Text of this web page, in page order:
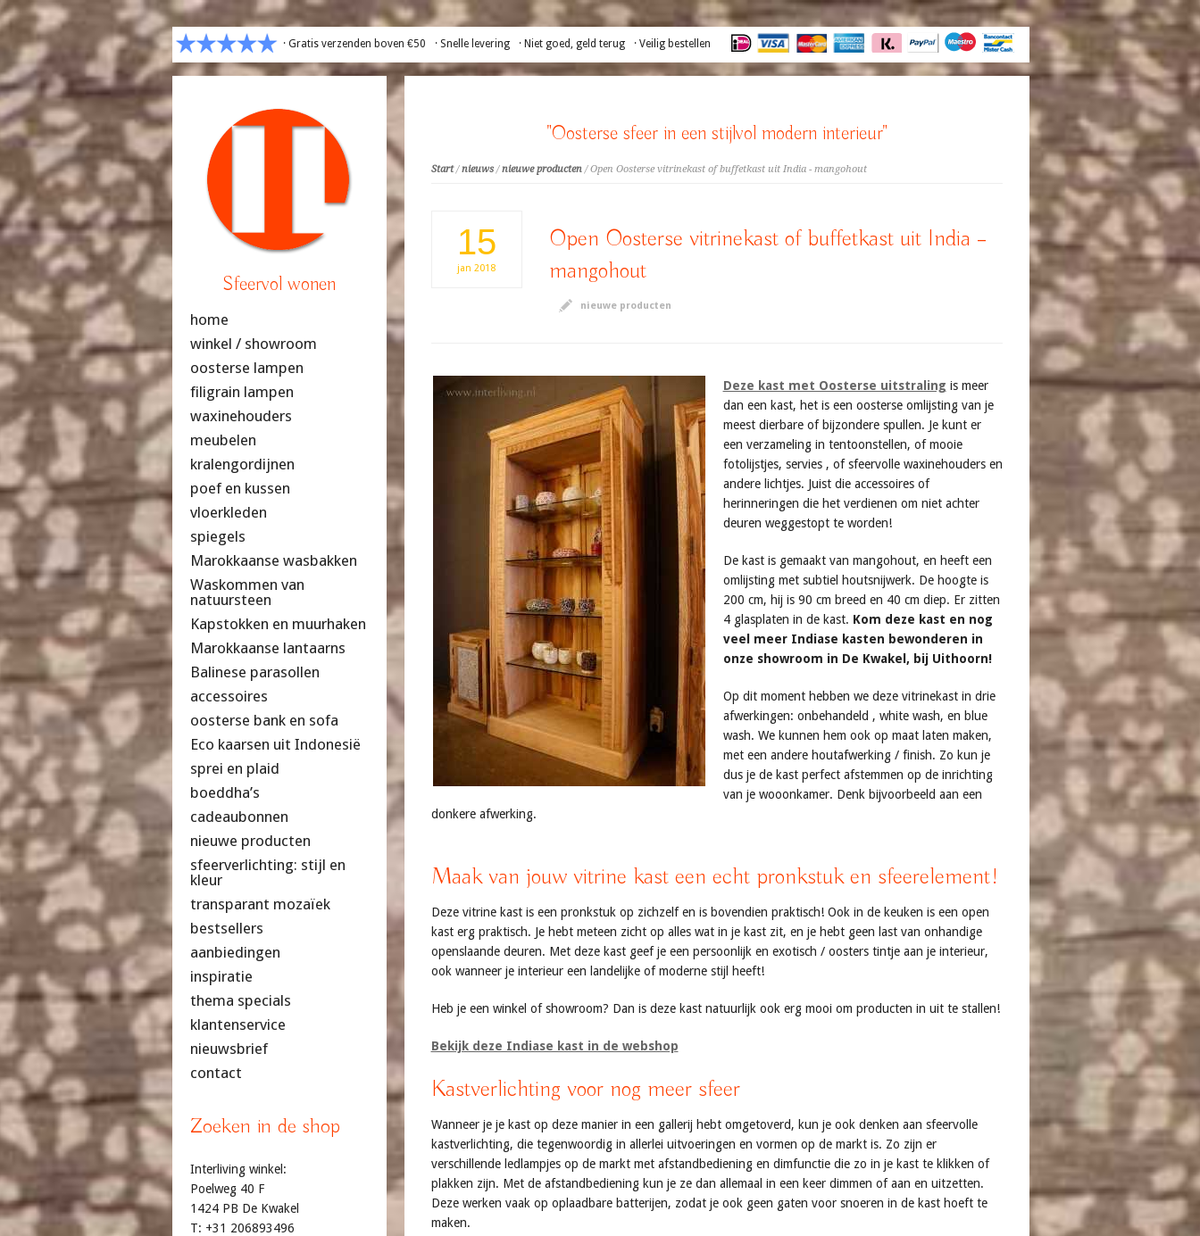
· Gratis verzenden boven €50 · Snelle levering · Niet goed, geld terug · Veilig bestellen
"Oosterse sfeer in een stijlvol modern interieur"
Start/nieuws/nieuwe producten/ Open Oosterse vitrinekast of buffetkast uit India - mangohout
15
jan 2018
Open Oosterse vitrinekast of buffetkast uit India –
mangohout
nieuwe producten
Deze kast met Oosterse uitstraling is meer
dan een kast, het is een oosterse omlijsting van je
meest dierbare of bijzondere spullen. Je kunt er
een verzameling in tentoonstellen, of mooie
fotolijstjes, servies , of sfeervolle waxinehouders en
andere lichtjes. Juist die accessoires of
herinneringen die het verdienen om niet achter
deuren weggestopt te worden!
De kast is gemaakt van mangohout, en heeft een
omlijsting met subtiel houtsnijwerk. De hoogte is
200 cm, hij is 90 cm breed en 40 cm diep. Er zitten
4 glasplaten in de kast. Kom deze kast en nog
veel meer Indiase kasten bewonderen in
onze showroom in De Kwakel, bij Uithoorn!
Op dit moment hebben we deze vitrinekast in drie
afwerkingen: onbehandeld , white wash, en blue
wash. We kunnen hem ook op maat laten maken,
met een andere houtafwerking / finish. Zo kun je
dus je de kast perfect afstemmen op de inrichting
van je wooonkamer. Denk bijvoorbeeld aan een
donkere afwerking.
Maak van jouw vitrine kast een echt pronkstuk en sfeerelement!
Deze vitrine kast is een pronkstuk op zichzelf en is bovendien praktisch! Ook in de keuken is een open
kast erg praktisch. Je hebt meteen zicht op alles wat in je kast zit, en je hebt geen last van onhandige
openslaande deuren. Met deze kast geef je een persoonlijk en exotisch / oosters tintje aan je interieur,
ook wanneer je interieur een landelijke of moderne stijl heeft!
Heb je een winkel of showroom? Dan is deze kast natuurlijk ook erg mooi om producten in uit te stallen!
Bekijk deze Indiase kast in de webshop
Kastverlichting voor nog meer sfeer
Wanneer je je kast op deze manier in een gallerij hebt omgetoverd, kun je ook denken aan sfeervolle
kastverlichting, die tegenwoordig in allerlei uitvoeringen en vormen op de markt is. Zo zijn er
verschillende ledlampjes op de markt met afstandbediening en dimfunctie die zo in je kast te klikken of
plakken zijn. Met de afstandbediening kun je ze dan allemaal in een keer dimmen of aan en uitzetten.
Deze werken vaak op oplaadbare batterijen, zodat je ook geen gaten voor snoeren in de kast hoeft te
maken.
Sfeervol wonen
home
winkel / showroom
oosterse lampen
filigrain lampen
waxinehouders
meubelen
kralengordijnen
poef en kussen
vloerkleden
spiegels
Marokkaanse wasbakken
Waskommen van
natuursteen
Kapstokken en muurhaken
Marokkaanse lantaarns
Balinese parasollen
accessoires
oosterse bank en sofa
Eco kaarsen uit Indonesië
sprei en plaid
boeddha’s
cadeaubonnen
nieuwe producten
sfeerverlichting: stijl en
kleur
transparant mozaïek
bestsellers
aanbiedingen
inspiratie
thema specials
klantenservice
nieuwsbrief
contact
Zoeken in de shop
Interliving winkel:
Poelweg 40 F
1424 PB De Kwakel
T: +31 206893496